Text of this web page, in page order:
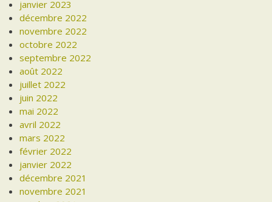
janvier 2023
décembre 2022
novembre 2022
octobre 2022
septembre 2022
août 2022
juillet 2022
juin 2022
mai 2022
avril 2022
mars 2022
février 2022
janvier 2022
décembre 2021
novembre 2021